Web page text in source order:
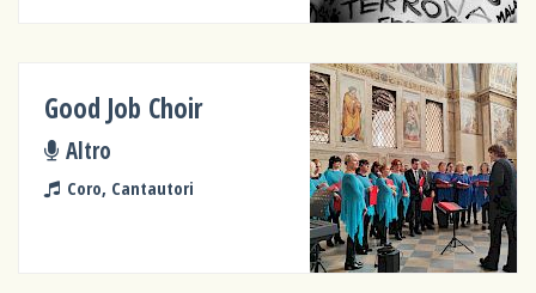
Good Job Choir
Altro
Coro, Cantautori